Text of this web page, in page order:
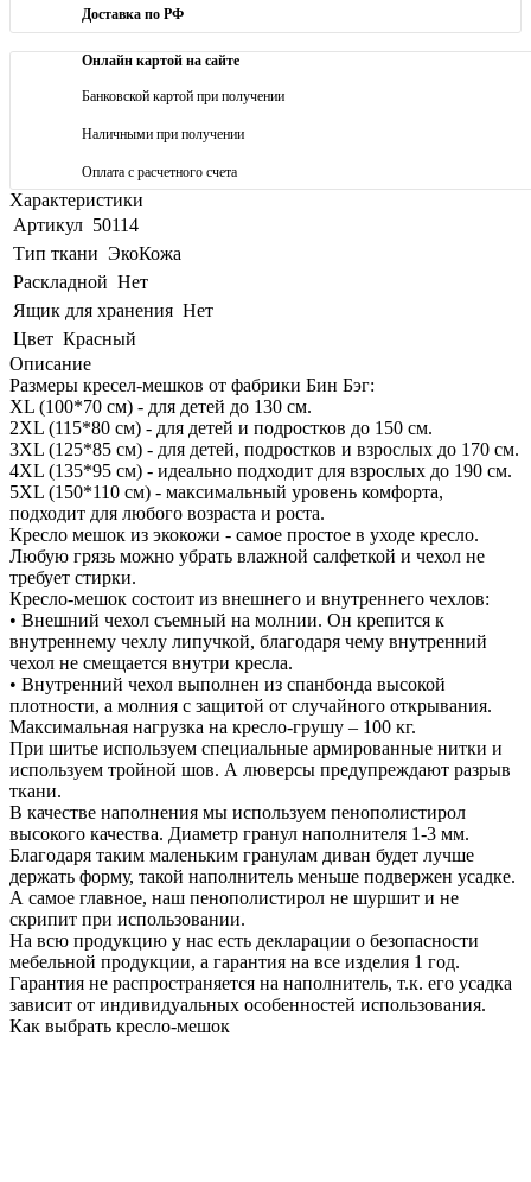
Доставка по РФ
Онлайн картой на сайте
Банковской картой при получении
Наличными при получении
Оплата с расчетного счета
Характеристики
Артикул 50114
Тип ткани ЭкоКожа
Раскладной Нет
Ящик для хранения Нет
Цвет Красный
Описание
Размеры кресел-мешков от фабрики Бин Бэг:
XL (100*70 см) - для детей до 130 см.
2XL (115*80 см) - для детей и подростков до 150 см.
3XL (125*85 см) - для детей, подростков и взрослых до 170 см.
4XL (135*95 см) - идеально подходит для взрослых до 190 см.
5XL (150*110 см) - максимальный уровень комфорта,
подходит для любого возраста и роста.
Кресло мешок из экокожи - самое простое в уходе кресло.
Любую грязь можно убрать влажной салфеткой и чехол не
требует стирки.
Кресло-мешок состоит из внешнего и внутреннего чехлов:
• Внешний чехол съемный на молнии. Он крепится к
внутреннему чехлу липучкой, благодаря чему внутренний
чехол не смещается внутри кресла.
• Внутренний чехол выполнен из спанбонда высокой
плотности, а молния с защитой от случайного открывания.
Максимальная нагрузка на кресло-грушу – 100 кг.
При шитье используем специальные армированные нитки и
используем тройной шов. А люверсы предупреждают разрыв
ткани.
В качестве наполнения мы используем пенополистирол
высокого качества. Диаметр гранул наполнителя 1-3 мм.
Благодаря таким маленьким гранулам диван будет лучше
держать форму, такой наполнитель меньше подвержен усадке.
А самое главное, наш пенополистирол не шуршит и не
скрипит при использовании.
На всю продукцию у нас есть декларации о безопасности
мебельной продукции, а гарантия на все изделия 1 год.
Гарантия не распространяется на наполнитель, т.к. его усадка
зависит от индивидуальных особенностей использования.
Как выбрать кресло-мешок